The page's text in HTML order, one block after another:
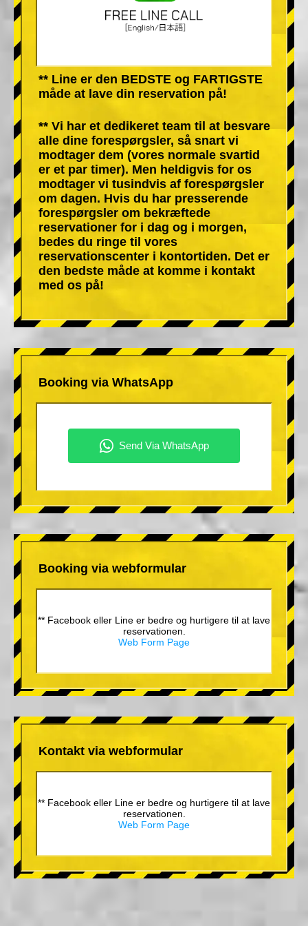
** Line er den BEDSTE og FARTIGSTE
måde at lave din reservation på!
** Vi har et dedikeret team til at besvare
alle dine forespørgsler, så snart vi
modtager dem (vores normale svartid
er et par timer). Men heldigvis for os
modtager vi tusindvis af forespørgsler
om dagen. Hvis du har presserende
forespørgsler om bekræftede
reservationer for i dag og i morgen,
bedes du ringe til vores
reservationscenter i kontortiden. Det er
den bedste måde at komme i kontakt
med os på!
Booking via WhatsApp
Booking via webformular
** Facebook eller Line er bedre og hurtigere til at lave
reservationen.
Web Form Page
Kontakt via webformular
** Facebook eller Line er bedre og hurtigere til at lave
reservationen.
Web Form Page